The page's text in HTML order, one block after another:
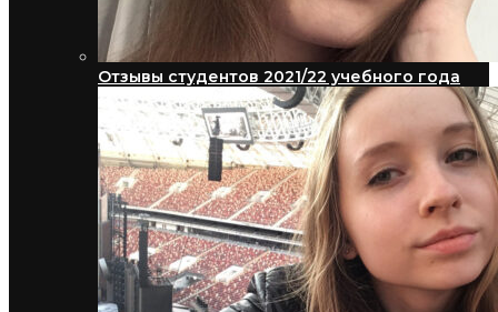
Отзывы студентов 2021/22 учебного года